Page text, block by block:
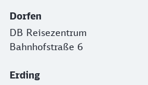
Dorfen
DB Reisezentrum
Bahnhofstraße 6
Erding